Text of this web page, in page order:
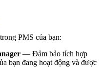
PMS của bạn:
— Đảm bảo tích hợp
bạn đang hoạt động và được